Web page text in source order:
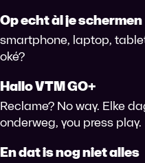
Op echt àl je schermen
smartphone, laptop,
oké?
Hallo VTM GO+
Reclame? No way. Elke
onderweg, you press play.
En dat is nog niet alles